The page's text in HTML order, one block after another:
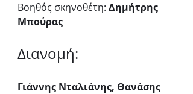
Βοηθός σκηνοθέτη: Δημήτρης
Μπούρας
Διανομή:
Γιάννης Νταλιάνης, Θανάσης